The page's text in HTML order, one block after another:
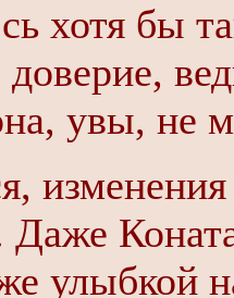
хотя бы
доверие,
увы, не
Даже
улыбкой